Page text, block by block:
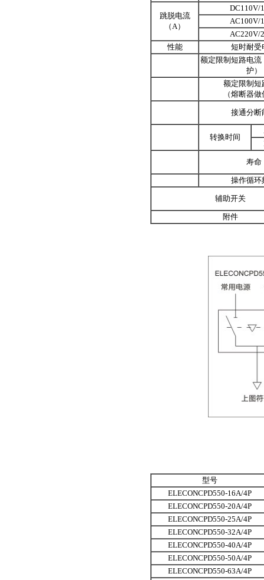
跳脱电流
（A）
DC110V/
AC100V/
AC220V/
性能
短时耐受
额定限制短路电流
护）
额定限制短
（熔断器
接通分断
转换时间
寿命
操作循环
辅助开关
附件
型号
ELECONCPD550-16A/4P
ELECONCPD550-20A/4P
ELECONCPD550-25A/4P
ELECONCPD550-32A/4P
ELECONCPD550-40A/4P
ELECONCPD550-50A/4P
ELECONCPD550-63A/4P